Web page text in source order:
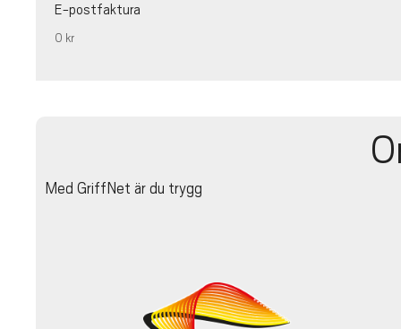
E-postfaktura
0 kr
Med GriffNet är du trygg